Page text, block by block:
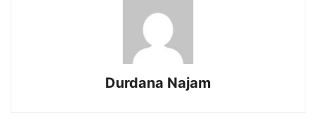
Durdana Najam